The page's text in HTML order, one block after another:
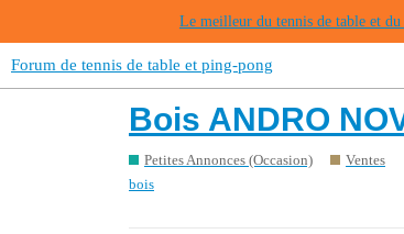
Le meilleur du tennis de table et
Forum de tennis de table et ping-pong
Bois ANDRO
Petites Annonces (Occasion)
Ventes
bois